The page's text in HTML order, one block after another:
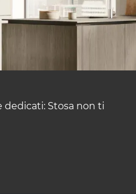
dedicati: Stosa non ti